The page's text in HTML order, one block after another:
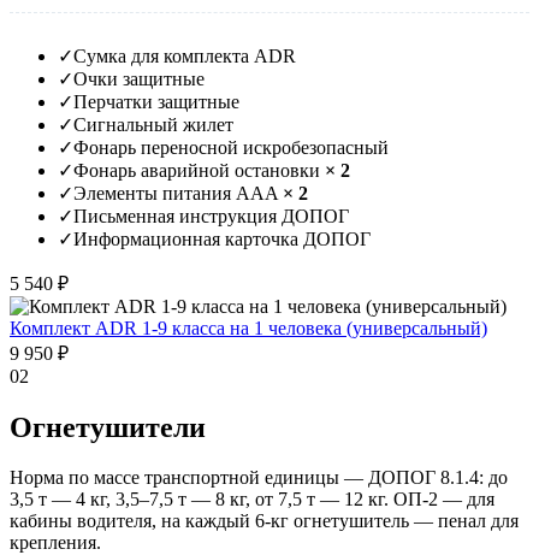
✓Сумка для комплекта ADR
✓Очки защитные
✓Перчатки защитные
✓Сигнальный жилет
✓Фонарь переносной искробезопасный
✓Фонарь аварийной остановки × 2
✓Элементы питания AAA × 2
✓Письменная инструкция ДОПОГ
✓Информационная карточка ДОПОГ
5 540 ₽
Комплект ADR 1-9 класса на 1 человека (универсальный)
9 950 ₽
02
Огнетушители
Норма по массе транспортной единицы — ДОПОГ 8.1.4: до
3,5 т — 4 кг, 3,5–7,5 т — 8 кг, от 7,5 т — 12 кг. ОП-2 — для
кабины водителя, на каждый 6-кг огнетушитель — пенал для
крепления.